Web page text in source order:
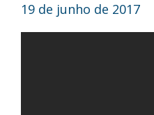
19 de junho de 2017